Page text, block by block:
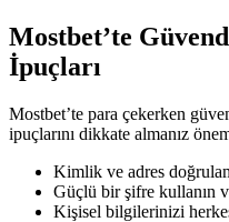
Mostbet’te
İpuçları
Mostbet’te para çekerken
ipuçlarını dikkate almanız
Kimlik ve adres
Güçlü bir şifre kullanın
Kişisel bilgilerinizi